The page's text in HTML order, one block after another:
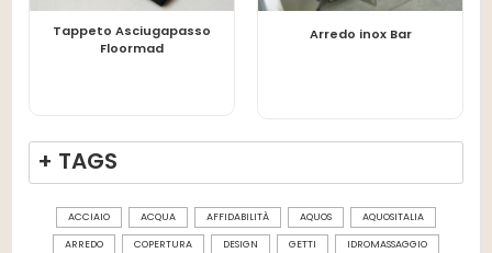
LEGGI TUTTO
Tappeto Asciugapasso
Floormad
LEGGI TUTTO
Arredo inox Bar
+ TAGS
ACCIAIO ACQUA AFFIDABILITÀ AQUOS AQUOSITALIA
ARREDO COPERTURA DESIGN GETTI IDROMASSAGGIO